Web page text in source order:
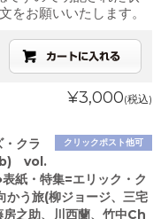
をお願いいたします。
¥3,000(税込)
クリックポスト他可
クラ
vol.
紙・特集=エリック・ク
かう旅(柳ジョージ、三宅
之助、川西蘭、竹中Ch